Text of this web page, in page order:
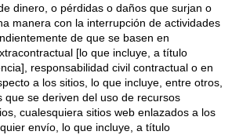
dinero, o pérdidas o daños que surjan o
manera con la interrupción de actividades
de que se basen en
[lo que incluye, a título
responsabilidad civil contractual o en
a los sitios, lo que incluye, entre otros,
que se deriven del uso de recursos
cualesquiera sitios web enlazados a los
envío, lo que incluye, a título